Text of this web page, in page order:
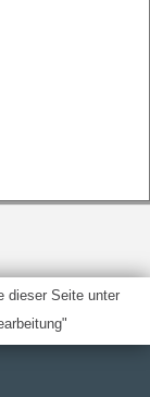
dieser Seite unter